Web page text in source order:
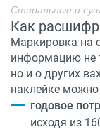
Стиральные и
Как
Маркировка на
информацию не
но и о других
наклейке можно
годовое
исходя из